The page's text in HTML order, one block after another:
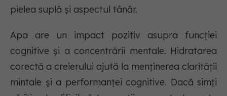
pielea suplă și aspectul tânăr.
Apa are un impact pozitiv asupra funcției
cognitive și a concentrării mentale. Hidratarea
corectă a creierului ajută la menținerea clarității
mintale și a performanței cognitive. Dacă simți